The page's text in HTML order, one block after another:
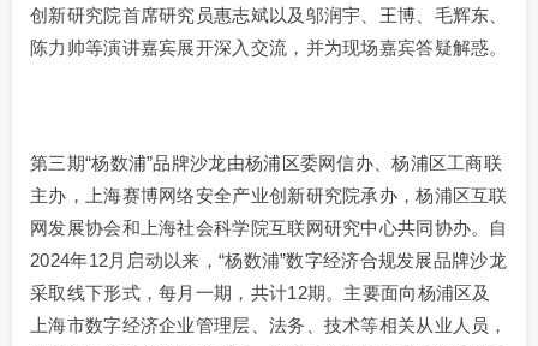
创新研究院首席研究员惠志斌以及邬润宇、王博、毛辉东、
陈力帅等演讲嘉宾展开深入交流，并为现场嘉宾答疑解惑。
第三期“杨数浦”品牌沙龙由杨浦区委网信办、杨浦区工商联
主办，上海赛博网络安全产业创新研究院承办，杨浦区互联
网发展协会和上海社会科学院互联网研究中心共同协办。自
2024年12月启动以来，“杨数浦”数字经济合规发展品牌沙龙
采取线下形式，每月一期，共计12期。主要面向杨浦区及
上海市数字经济企业管理层、法务、技术等相关从业人员，